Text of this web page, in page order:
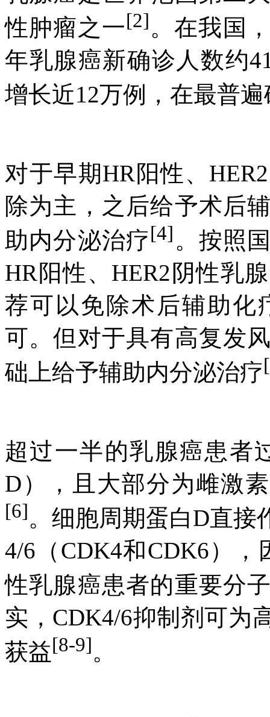
性肿瘤之一[2]。在我国
年乳腺癌新确诊人数约
增长近12万例，在最普
对于早期HR阳性、
除为主，之后给予术后
助内分泌治疗[4] 。按照
HR阳性、HER2阴性乳
荐可以免除术后辅助化
可。但对于具有高复发
础上给予辅助内分泌治疗
超过一半的乳腺癌患者
D），且大部分为雌激
[6]。细胞周期蛋白D直接
4/6（CDK4和CDK6）
性乳腺癌患者的重要分
实，CDK4/6抑制剂可为
获益[8-9]。